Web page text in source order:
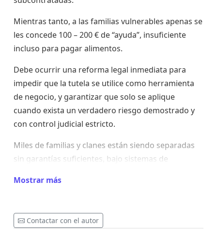
Mientras tanto, a las familias vulnerables apenas se
les concede 100 – 200 € de “ayuda”, insuficiente
incluso para pagar alimentos.
Debe ocurrir una reforma legal inmediata para
impedir que la tutela se utilice como herramienta
de negocio, y garantizar que solo se aplique
cuando exista un verdadero riesgo demostrado y
con control judicial estricto.
Miles de familias y clanes están siendo separadas
sin garantías suficientes, bajo sistemas de
desproporcionadas, traumáticas y con escasa base
Esta recogida de firmas nace como una llamada
Mostrar más
Contactar con el autor